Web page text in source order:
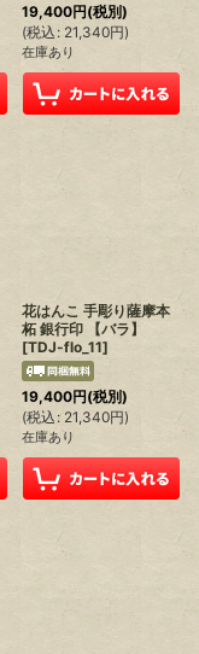
19,400円(税別)
(税込 : 21,340円)
在庫あり
花はんこ 手彫り薩摩本
柘 銀行印 【バラ】
[TDJ-flo_11]
19,400円(税別)
(税込 : 21,340円)
在庫あり